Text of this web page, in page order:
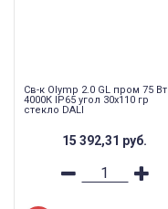
Св-к Olymp 2.0 GL пром 75 Вт
4000К IP65 угол 30x110 гр
стекло DALI
15 392,31 руб.